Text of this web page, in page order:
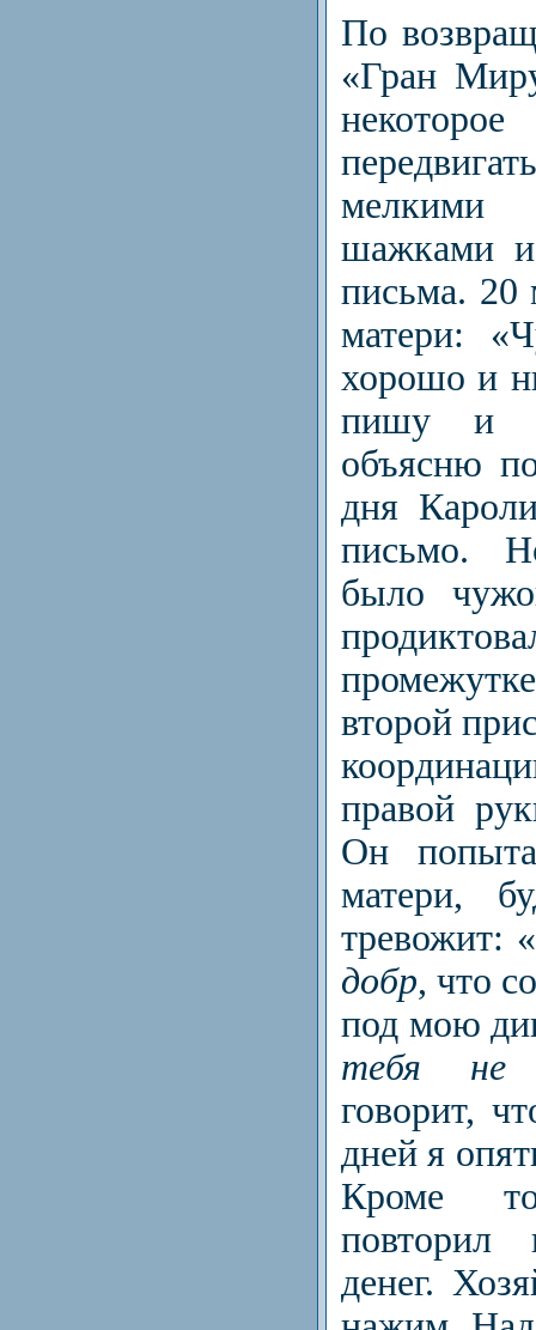
По
«Гран
мелкими
шажками и
письма. 20
матери:
хорошо и
пишу и
объясню
дня
письмо.
было
второй
правой
Он
матери,
тревожит:
добр, что
под мою
тебя не
говорит,
дней я
Кроме
повторил
денег.